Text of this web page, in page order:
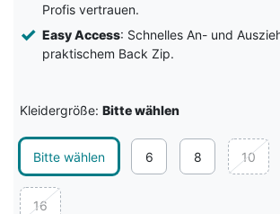
Profis vertrauen.
Easy Access: Schnelles An- und
praktischem Back Zip.
Kleidergröße: Bitte wählen
Bitte wählen 6 8 10
16